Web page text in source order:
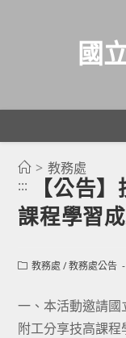
國
> 教務處
:::
【公告
課程學習
Post教務處 / 教務處公告
一、本活動邀請
附工分享技高課